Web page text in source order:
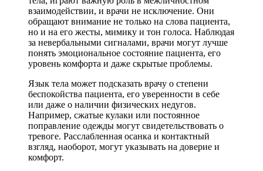
взаимодействии, и врачи не исключение. Они
обращают внимание не только на слова пациента,
но и на его жесты, мимику и тон голоса. Наблюдая
за невербальными сигналами, врачи могут лучше
понять эмоциональное состояние пациента, его
уровень комфорта и даже скрытые проблемы.
Язык тела может подсказать врачу о степени
беспокойства пациента, его уверенности в себе
или даже о наличии физических недугов.
Например, сжатые кулаки или постоянное
поправление одежды могут свидетельствовать о
тревоге. Расслабленная осанка и контактный
взгляд, наоборот, могут указывать на доверие и
комфорт.